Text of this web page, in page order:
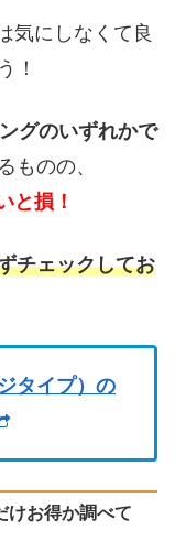
気にしなくて良
！
グのいずれかで
ものの、
と損！
チェックしてお
タイプ）の
けお得か調べて